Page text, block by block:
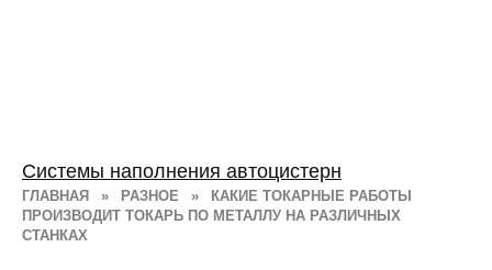
ГЛАВНАЯ » РАЗНОЕ »
КАКИЕ ТОКАРНЫЕ РАБОТЫ
ПРОИЗВОДИТ ТОКАРЬ ПО МЕТАЛЛУ НА РАЗЛИЧНЫХ
СТАНКАХ
Системы наполнения автоцистерн